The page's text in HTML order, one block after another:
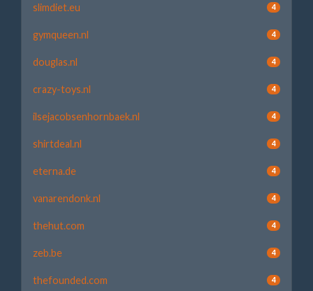
slimdiet.eu 4
gymqueen.nl 4
douglas.nl 4
crazy-toys.nl 4
ilsejacobsenhornbaek.nl 4
shirtdeal.nl 4
eterna.de 4
vanarendonk.nl 4
thehut.com 4
zeb.be 4
thefounded.com 4